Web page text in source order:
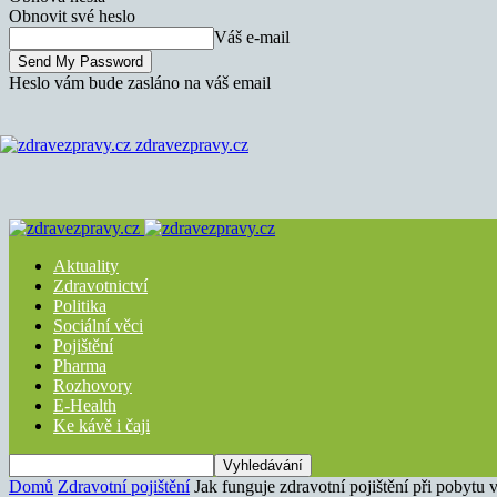
Obnovit své heslo
Váš e-mail
Heslo vám bude zasláno na váš email
zdravezpravy.cz
Aktuality
Zdravotnictví
Politika
Sociální věci
Pojištění
Pharma
Rozhovory
E-Health
Ke kávě i čaji
Domů Zdravotní pojištění Jak funguje zdravotní pojištění při pobytu